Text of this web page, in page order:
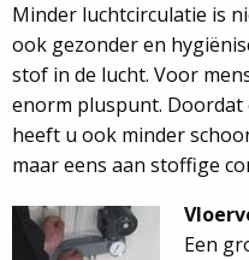
Minder luchtcirculatie is
ook gezonder en
stof in de lucht. Voor
enorm pluspunt.
heeft u ook minder
maar eens aan stoffige
Een